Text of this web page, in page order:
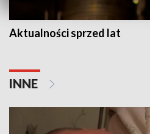
Aktualności sprzed lat
INNE